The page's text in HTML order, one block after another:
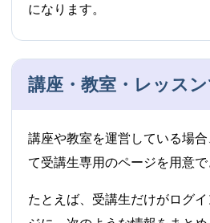
になります。
講座・教室・レッス
講座や教室を運営している場
て受講生専用のページを用意で
たとえば、受講生だけがログ